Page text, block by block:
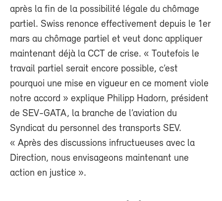
après la fin de la possibilité légale du chômage
partiel. Swiss renonce effectivement depuis le 1 er
mars au chômage partiel et veut donc appliquer
maintenant déjà la CCT de crise. « Toutefois le
travail partiel serait encore possible, c’est
pourquoi une mise en vigueur en ce moment viole
notre accord » explique Philipp Hadorn, président
de SEV-GATA, la branche de l’aviation du
Syndicat du personnel des transports SEV.
« Après des discussions infructueuses avec la
Direction, nous envisageons maintenant une
action en justice ».